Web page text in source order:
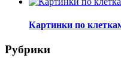
Картинки по
Рубрики